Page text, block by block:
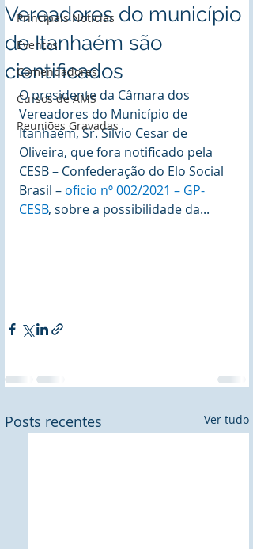
Principais Notícias
Eventos
Comendadores
Cursos de AMS
Reuniões Gravadas
Vereadores do município
de Itanhaém são
cientificados
O presidente da Câmara dos
Vereadores do Município de
Itanhaém, Sr. Silvio Cesar de
Oliveira, que fora notificado pela
CESB – Confederação do Elo Social
Brasil – oficio nº 002/2021 – GP-
CESB, sobre a possibilidade da...
Posts recentes Ver tudo